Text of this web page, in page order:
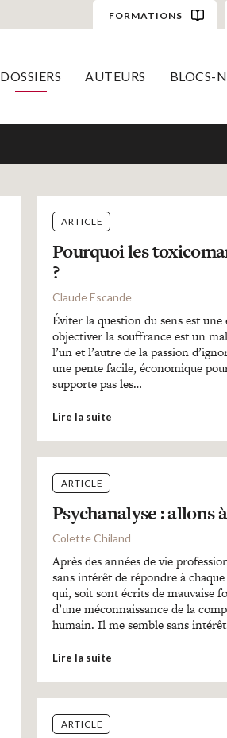
FORMATIONS
DOSSIERS AUTEURS BLOCS-
ARTICLE
Pourquoi les
?
Claude Escande
Éviter la question du sens est
objectiver la souffrance est un
l’un et l’autre de la passion
une pente facile, économique
supporte pas les…
Lire la suite
ARTICLE
Psychanalyse : allons
Colette Chiland
Après des années de vie
sans intérêt de répondre à
qui, soit sont écrits de mauvaise
d’une méconnaissance de la
humain. Il me semble sans
Lire la suite
ARTICLE